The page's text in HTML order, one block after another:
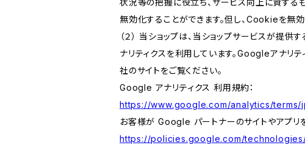
状況等の把握に役立ち、サービス向上に資する
無効化することができます。但し、Cookieを無
（２） 当ショップは、当ショップサービスが
ナリティクスを利用しています。Googleアナリ
社のサイトをご覧ください。
Google アナリティクス 利用規約：
https://www.google.com/analytics/terms/
お客様が Google パートナーのサイトやアプ
https://policies.google.com/